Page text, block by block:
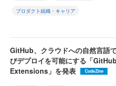
プロダクト組織・キャリア
GitHub、クラウドへの自然言語
びデプロイを可能にする「
Extensions」を発表
CodeZine